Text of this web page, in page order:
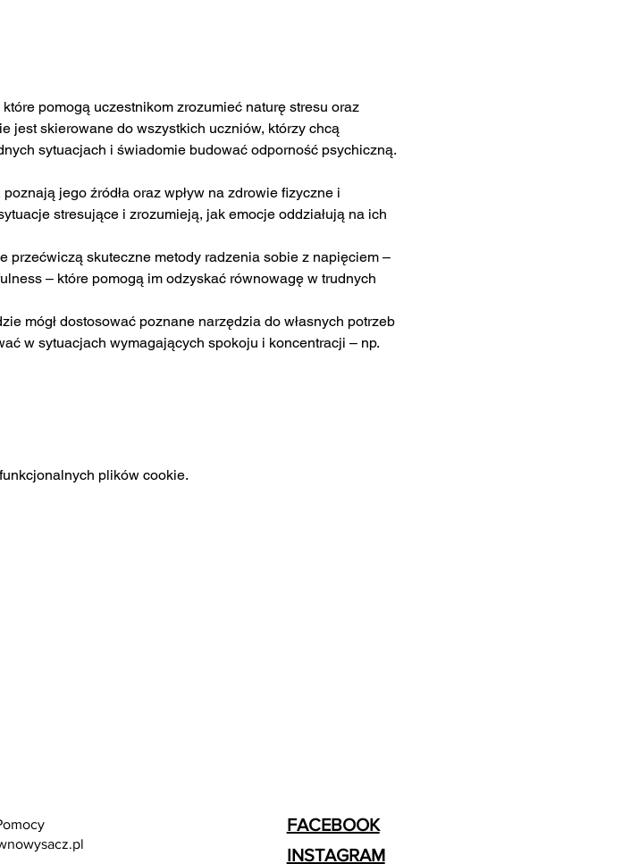
pomogą uczestnikom zrozumieć naturę stresu oraz
jest skierowane do wszystkich uczniów, którzy chcą
sytuacjach i świadomie budować odporność psychiczną.
jego źródła oraz wpływ na zdrowie fizyczne i
stresujące i zrozumieją, jak emocje oddziałują na ich
przećwiczą skuteczne metody radzenia sobie z napięciem –
– które pomogą im odzyskać równowagę w trudnych
mógł dostosować poznane narzędzia do własnych potrzeb
w sytuacjach wymagających spokoju i koncentracji – np.
plików cookie.
FACEBOOK
INSTAGRAM